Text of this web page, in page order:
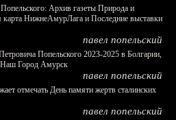
Архив газеты Природа и
карта НижнеАмурЛага и Последние выставки
павел попельский
Попельского 2023-2025 в Болгарии,
Наш Город Амурск
павел попельский
отмечать День памяти жертв сталинских
павел попельский